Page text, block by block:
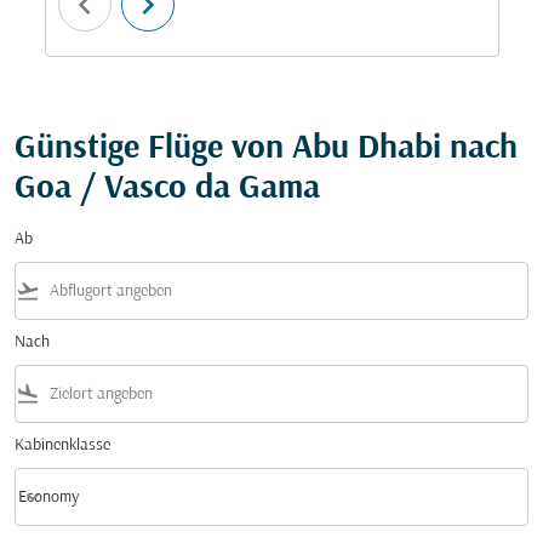
Günstige Flüge von Abu Dhabi nach
Goa / Vasco da Gama
Ab
flight_takeoff
Nach
flight_land
Kabinenklasse
Kabinenklasse option Economy Selected
Economy
keyboard_arrow_down